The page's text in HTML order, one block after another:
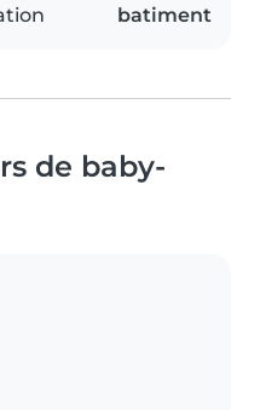
batiment
de baby-